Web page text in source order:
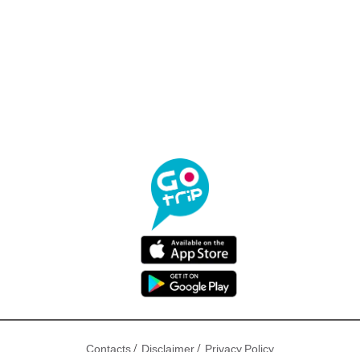
Contacts/ Disclaimer/ Privacy Policy